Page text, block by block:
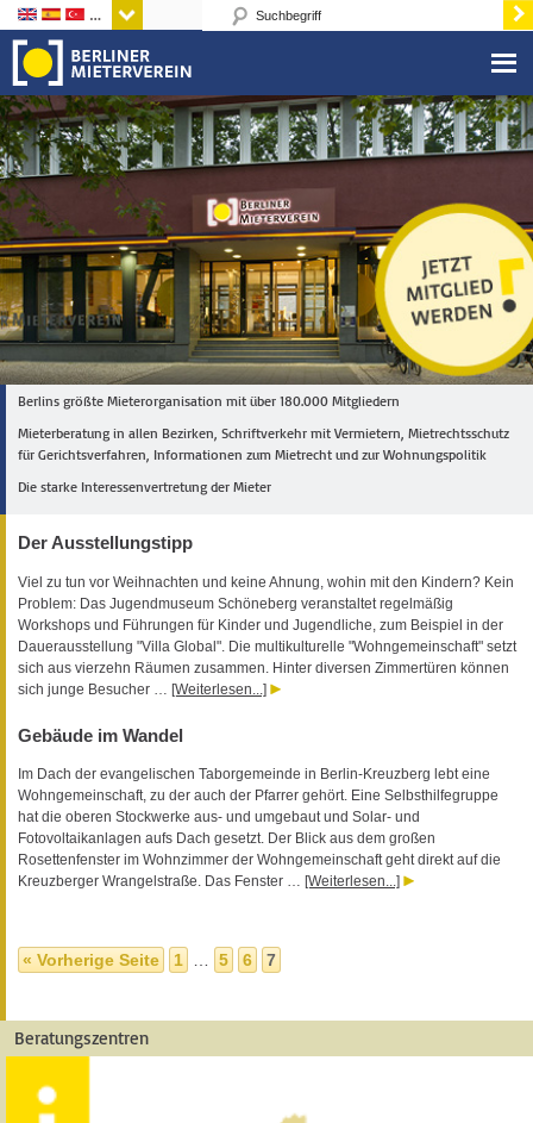
Sprachen
Berlins größte Mieterorganisation mit über 180.000 Mitgliedern
Mieterberatung in allen Bezirken, Schriftverkehr mit Vermietern, Mietrechtsschutz
für Gerichtsverfahren, Informationen zum Mietrecht und zur Wohnungspolitik
Die starke Interessenvertretung der Mieter
Der Ausstellungstipp
Viel zu tun vor Weihnachten und keine Ahnung, wohin mit den Kindern? Kein
Problem: Das Jugendmuseum Schöneberg veranstaltet regelmäßig
Workshops und Führungen für Kinder und Jugendliche, zum Beispiel in der
Dauerausstellung "Villa Global". Die multikulturelle "Wohngemeinschaft" setzt
sich aus vierzehn Räumen zusammen. Hinter diversen Zimmertüren können
sich junge Besucher … [Weiterlesen...]
Gebäude im Wandel
Im Dach der evangelischen Taborgemeinde in Berlin-Kreuzberg lebt eine
Wohngemeinschaft, zu der auch der Pfarrer gehört. Eine Selbsthilfegruppe
hat die oberen Stockwerke aus- und umgebaut und Solar- und
Fotovoltaikanlagen aufs Dach gesetzt. Der Blick aus dem großen
Rosettenfenster im Wohnzimmer der Wohngemeinschaft geht direkt auf die
Kreuzberger Wrangelstraße. Das Fenster … [Weiterlesen...]
« Vorherige Seite 1 5 6 7
Beratungszentren